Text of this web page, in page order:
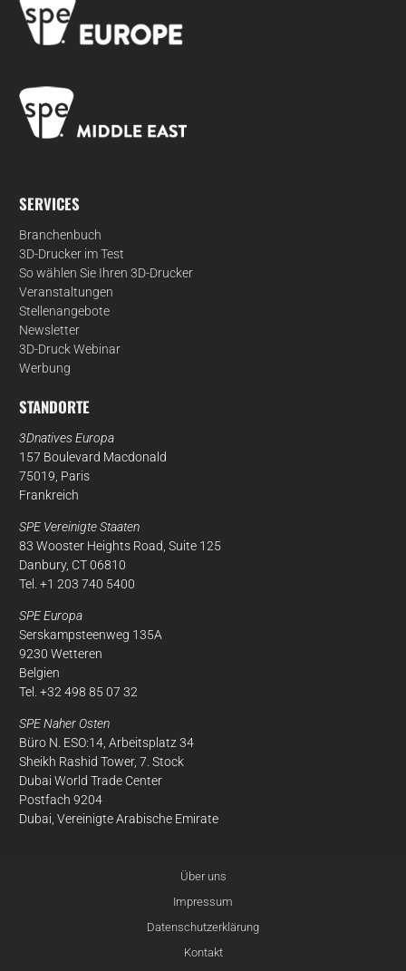
SERVICES
Branchenbuch
3D-Drucker im Test
So wählen Sie Ihren 3D-Drucker
Veranstaltungen
Stellenangebote
Newsletter
3D-Druck Webinar
Werbung
STANDORTE
3Dnatives Europa
157 Boulevard Macdonald
75019, Paris
Frankreich
SPE Vereinigte Staaten
83 Wooster Heights Road, Suite 125
Danbury, CT 06810
Tel. +1 203 740 5400
SPE Europa
Serskampsteenweg 135A
9230 Wetteren
Belgien
Tel. +32 498 85 07 32
SPE Naher Osten
Büro N. ESO:14, Arbeitsplatz 34
Sheikh Rashid Tower, 7. Stock
Dubai World Trade Center
Postfach 9204
Dubai, Vereinigte Arabische Emirate
Über uns
Impressum
Datenschutzerklärung
Kontakt